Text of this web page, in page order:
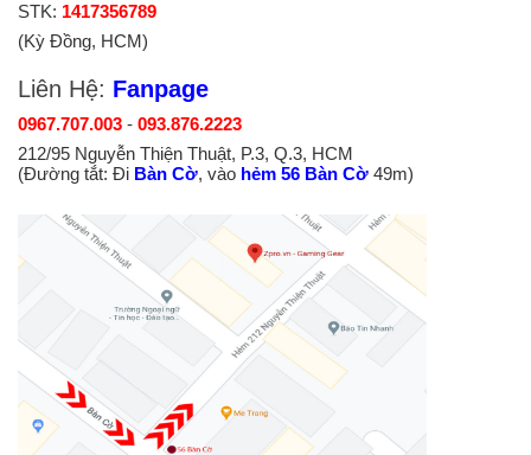
STK: 1417356789
(Kỳ Đồng, HCM)
Liên Hệ: Fanpage
0967.707.003 - 093.876.2223
212/95 Nguyễn Thiện Thuật, P.3, Q.3, HCM
(Đường tắt: Đi Bàn Cờ, vào hẻm 56 Bàn Cờ 49m)